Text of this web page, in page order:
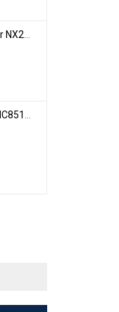
TP-Link Archer NX200 | Bộ Phát WiFi Dùng Sim 5G Tốc Độ Cao Mới FullBox
ZTE G5 Pro (MC8512) | Router 5G WiFi7 Be7200 Hỗ Trợ Băng Tần 6Ghz Cực Mạnh